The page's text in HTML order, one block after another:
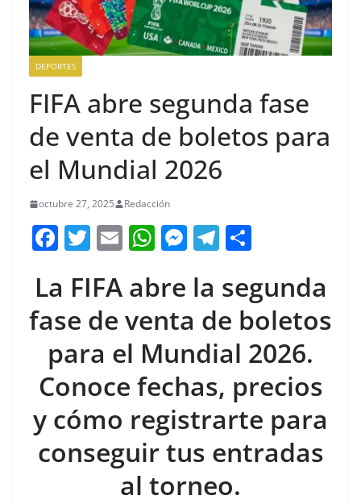
DEPORTES
FIFA abre segunda fase
de venta de boletos para
el Mundial 2026
octubre 27, 2025 Redacción
F
c
e
b
o
o
k
T
itt
er
E
ai
l
W
at
s
A
p
p
M
ss
e
n
g
er
T
e
gr
a
m
m
p
ar
tir
La FIFA abre la segunda
fase de venta de boletos
para el Mundial 2026.
Conoce fechas, precios
y cómo registrarte para
conseguir tus entradas
al torneo.